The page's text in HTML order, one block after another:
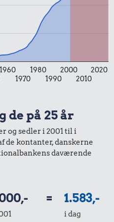
kr. 10 kr.
kr. 14 kr.
Husholdningssprit
kr. 4,49 kr.
1960
1970
1980
1990
2000
2010
2020
de på 25 år
og sedler i 2001 til i
de kontanter, danskerne
daværende
= 1.583,-
i dag